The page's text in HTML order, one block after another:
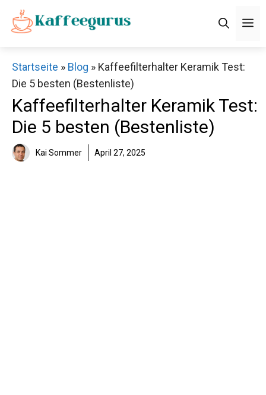
Zum
Inhalt
Startseite » Blog » Kaffeefilterhalter Keramik Test:
Die 5 besten (Bestenliste)
Kaffeefilterhalter Keramik Test:
Die 5 besten (Bestenliste)
Kai Sommer April 27, 2025